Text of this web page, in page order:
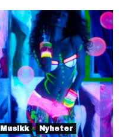
Musikk Nyheter